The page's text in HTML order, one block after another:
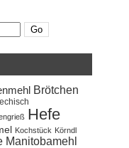
Brötchen
Hefe
Kochstück Körndl
Manitobamehl